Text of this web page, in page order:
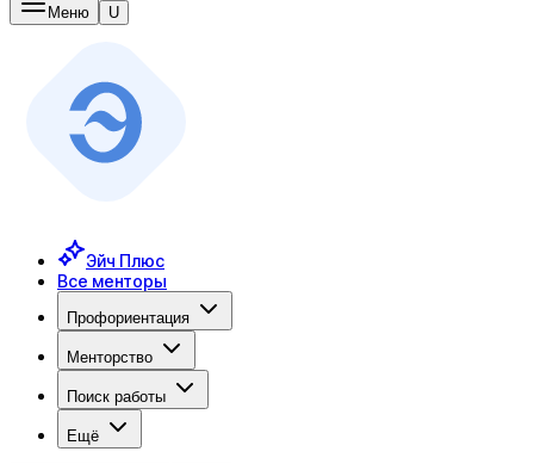
Меню U
Эйч Плюс
Все менторы
Профориентация
Менторство
Поиск работы
Ещё